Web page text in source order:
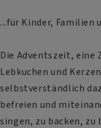
...für Kinder, Familien
Die Adventszeit, eine
Lebkuchen und
selbstverständlich
befreien und
singen, zu backen, zu